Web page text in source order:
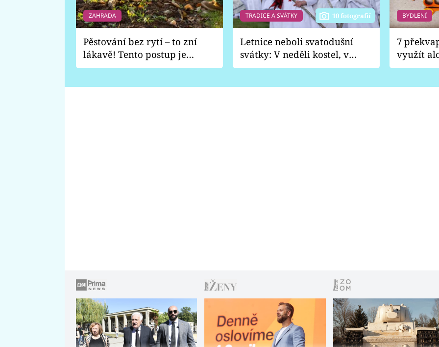
ZAHRADA
Pěstování bez rytí – to zní
lákavě! Tento postup je
vhodný jen pro některé
TRADICE A SVÁTKY 10 fotografií
Letnice neboli svatodušní
svátky: V neděli kostel, v
pondělí zábava
BYDLENÍ
7
využít